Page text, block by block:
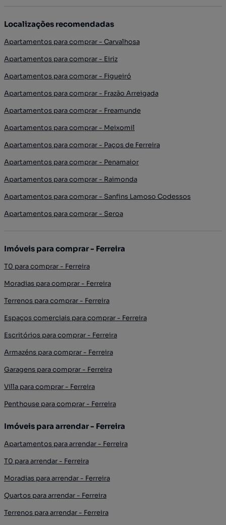
Localizações recomendadas
Apartamentos para comprar - Carvalhosa
Apartamentos para comprar - Eiriz
Apartamentos para comprar - Figueiró
Apartamentos para comprar - Frazão Arreigada
Apartamentos para comprar - Freamunde
Apartamentos para comprar - Meixomil
Apartamentos para comprar - Paços de Ferreira
Apartamentos para comprar - Penamaior
Apartamentos para comprar - Raimonda
Apartamentos para comprar - Sanfins Lamoso Codessos
Apartamentos para comprar - Seroa
Imóveis para comprar - Ferreira
T0 para comprar - Ferreira
Moradias para comprar - Ferreira
Terrenos para comprar - Ferreira
Espaços comerciais para comprar - Ferreira
Escritórios para comprar - Ferreira
Armazéns para comprar - Ferreira
Garagens para comprar - Ferreira
Villa para comprar - Ferreira
Penthouse para comprar - Ferreira
Imóveis para arrendar - Ferreira
Apartamentos para arrendar - Ferreira
T0 para arrendar - Ferreira
Moradias para arrendar - Ferreira
Quartos para arrendar - Ferreira
Terrenos para arrendar - Ferreira